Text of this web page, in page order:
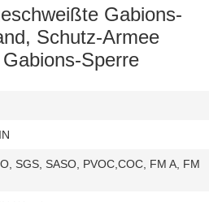
Gabions-
Schutz-Armee
Sperre
SGS, SASO, PVOC,COC, FM A, FM